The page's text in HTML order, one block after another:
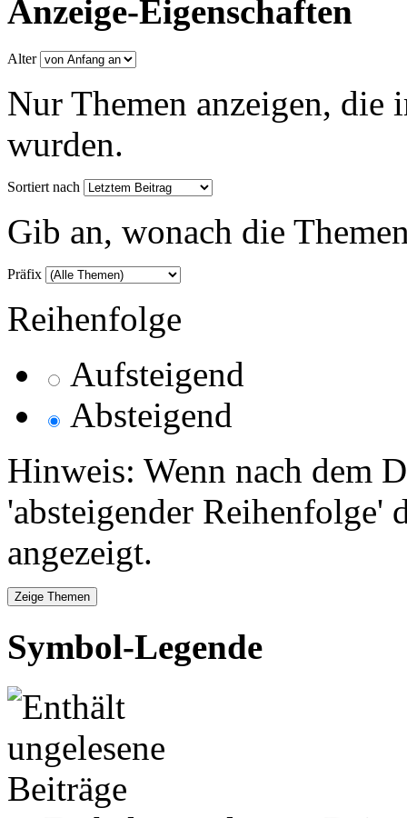
Anzeige-Eigenschaften
Alter
Nur Themen anzeigen, die
wurden.
Sortiert nach
Gib an, wonach die
Präfix
Reihenfolge
Aufsteigend
Absteigend
Hinweis: Wenn nach dem
'absteigender Reihenfolge'
angezeigt.
Symbol-Legende